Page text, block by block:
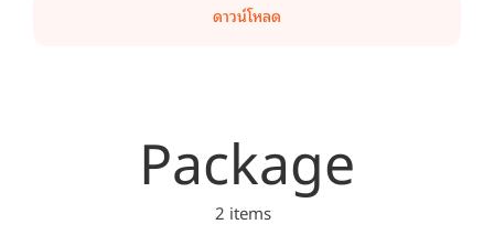
ดาวน์โหลด
Package
2 items